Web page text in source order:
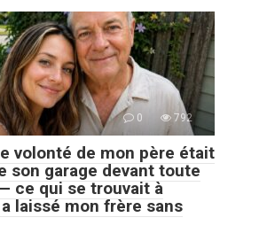
0 792
volonté de mon père était
son garage devant toute
ce qui se trouvait à
laissé mon frère sans